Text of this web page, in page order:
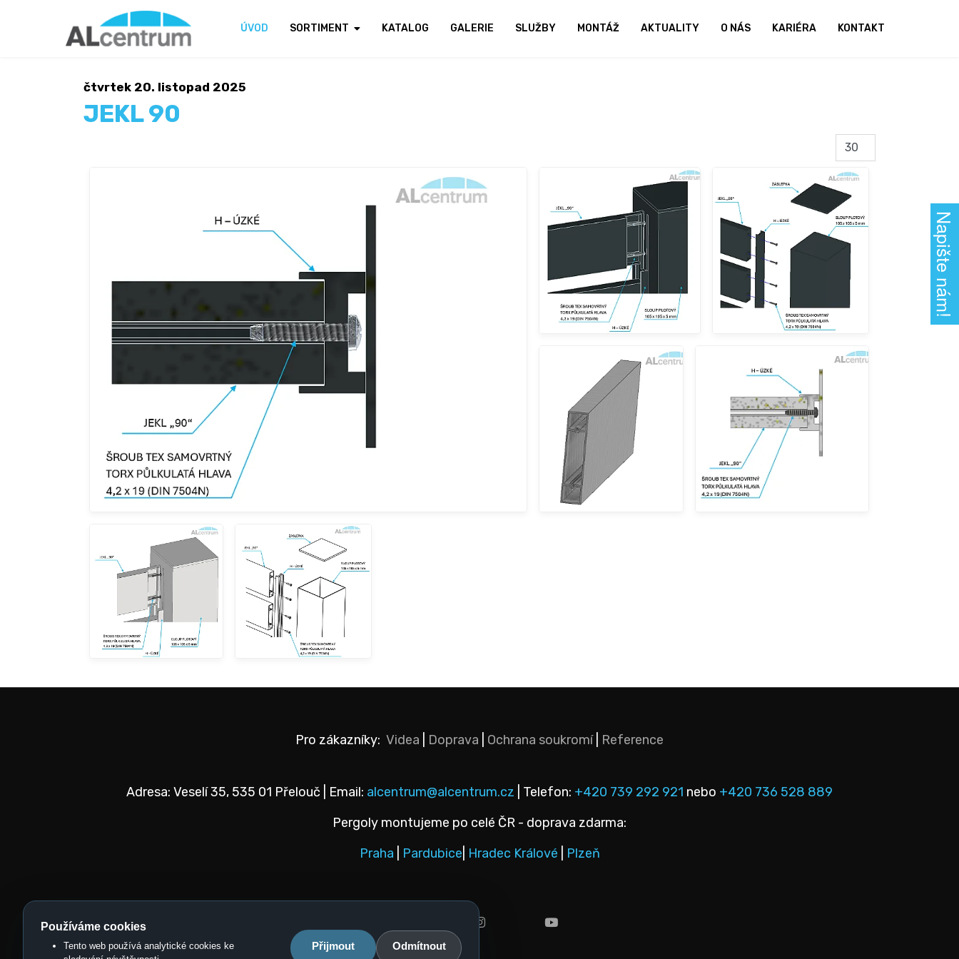
Tento web používá analytické cookies ke
ÚVOD SORTIMENT KATALOG GALERIE SLUŽBY MONTÁŽ AKTUALITY O NÁS KARIÉRA KONTAKT
čtvrtek 20. listopad 2025
JEKL 90
Pro zákazníky: Videa Doprava Ochrana soukromí| Reference
Adresa: Veselí 35, 535 01 Přelouč | Email: alcentrum@alcentrum.cz | Telefon: +420 739 292 921 nebo +420 736 528 889
Pergoly montujeme po celé ČR - doprava zdarma:
Praha
Pardubice Hradec Králové Plzeň
instagram youtube
Napište nám!